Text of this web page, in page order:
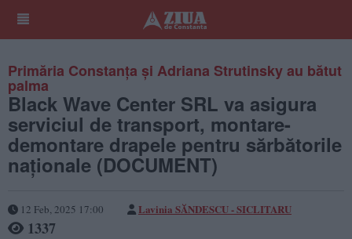
Primăria Constanța și Adriana Strutinsky au bătut
palma
Black Wave Center SRL va asigura
serviciul de transport, montare-
demontare drapele pentru sărbătorile
naționale (DOCUMENT)
12 Feb, 2025 17:00 Lavinia SĂNDESCU - SICLITARU
1337